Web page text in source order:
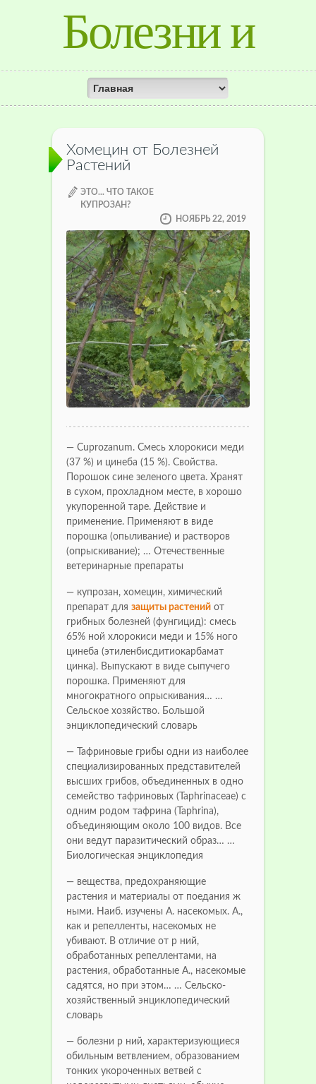
Болезни и
лечение
растений
Хомецин от Болезней
Растений
ЭТО... ЧТО ТАКОЕ
КУПРОЗАН?
НОЯБРЬ 22, 2019
— Cuprozanum. Смесь хлорокиси меди
(37 %) и цинеба (15 %). Свойства.
Порошок сине зеленого цвета. Хранят
в сухом, прохладном месте, в хорошо
укупоренной таре. Действие и
применение. Применяют в виде
порошка (опыливание) и растворов
(опрыскивание); … Отечественные
ветеринарные препараты
— купрозан, хомецин, химический
препарат для защиты растений от
грибных болезней (фунгицид): смесь
65% ной хлорокиси меди и 15% ного
цинеба (этиленбисдитиокарбамат
цинка). Выпускают в виде сыпучего
порошка. Применяют для
многократного опрыскивания… …
Сельское хозяйство. Большой
энциклопедический словарь
— Тафриновые грибы одни из наиболее
специализированных представителей
высших грибов, объединенных в одно
семейство тафриновых (Taphrinaceae) с
одним родом тафрина (Taphrina),
объединяющим около 100 видов. Все
они ведут паразитический образ… …
Биологическая энциклопедия
— вещества, предохраняющие
растения и материалы от поедания ж
ными. Наиб. изучены А. насекомых. А.,
как и репелленты, насекомых не
убивают. В отличие от р ний,
обработанных репеллентами, на
растения, обработанные А., насекомые
садятся, но при этом… … Сельско-
хозяйственный энциклопедический
словарь
— болезни р ний, характеризующиеся
обильным ветвлением, образованием
тонких укороченных ветвей с